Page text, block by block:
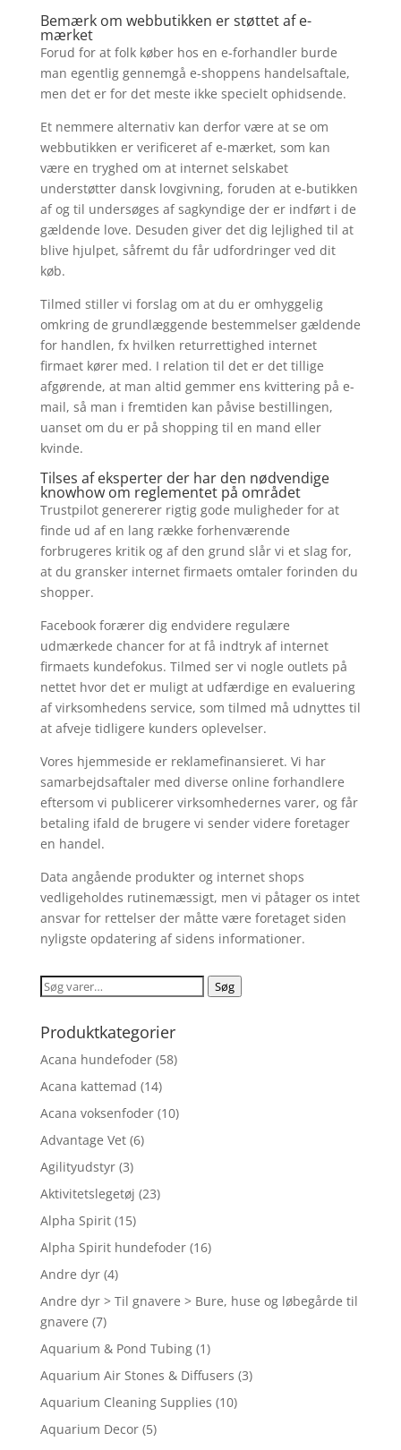
Bemærk om webbutikken er støttet af e-
mærket
Forud for at folk køber hos en e-forhandler burde
man egentlig gennemgå e-shoppens handelsaftale,
men det er for det meste ikke specielt ophidsende.
Et nemmere alternativ kan derfor være at se om
webbutikken er verificeret af e-mærket, som kan
være en tryghed om at internet selskabet
understøtter dansk lovgivning, foruden at e-butikken
af og til undersøges af sagkyndige der er indført i de
gældende love. Desuden giver det dig lejlighed til at
blive hjulpet, såfremt du får udfordringer ved dit
køb.
Tilmed stiller vi forslag om at du er omhyggelig
omkring de grundlæggende bestemmelser gældende
for handlen, fx hvilken returrettighed internet
firmaet kører med. I relation til det er det tillige
afgørende, at man altid gemmer ens kvittering på e-
mail, så man i fremtiden kan påvise bestillingen,
uanset om du er på shopping til en mand eller
kvinde.
Tilses af eksperter der har den nødvendige
knowhow om reglementet på området
Trustpilot genererer rigtig gode muligheder for at
finde ud af en lang række forhenværende
forbrugeres kritik og af den grund slår vi et slag for,
at du gransker internet firmaets omtaler forinden du
shopper.
Facebook forærer dig endvidere regulære
udmærkede chancer for at få indtryk af internet
firmaets kundefokus. Tilmed ser vi nogle outlets på
nettet hvor det er muligt at udfærdige en evaluering
af virksomhedens service, som tilmed må udnyttes til
at afveje tidligere kunders oplevelser.
Vores hjemmeside er reklamefinansieret. Vi har
samarbejdsaftaler med diverse online forhandlere
eftersom vi publicerer virksomhedernes varer, og får
betaling ifald de brugere vi sender videre foretager
en handel.
Data angående produkter og internet shops
vedligeholdes rutinemæssigt, men vi påtager os intet
ansvar for rettelser der måtte være foretaget siden
nyligste opdatering af sidens informationer.
Søg
Søg
Produktkategorier
Acana hundefoder (58)
Acana kattemad (14)
Acana voksenfoder (10)
Advantage Vet (6)
Agilityudstyr (3)
Aktivitetslegetøj (23)
Alpha Spirit (15)
Alpha Spirit hundefoder (16)
Andre dyr (4)
Andre dyr > Til gnavere > Bure, huse og løbegårde til
gnavere (7)
Aquarium & Pond Tubing (1)
Aquarium Air Stones & Diffusers (3)
Aquarium Cleaning Supplies (10)
Aquarium Decor (5)